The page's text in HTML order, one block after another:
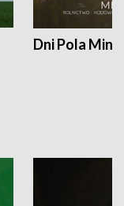
Dni Pola